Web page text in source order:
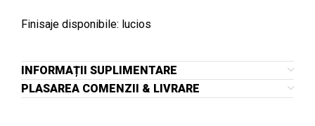
Finisaje disponibile: lucios
INFORMAȚII SUPLIMENTARE
PLASAREA COMENZII & LIVRARE